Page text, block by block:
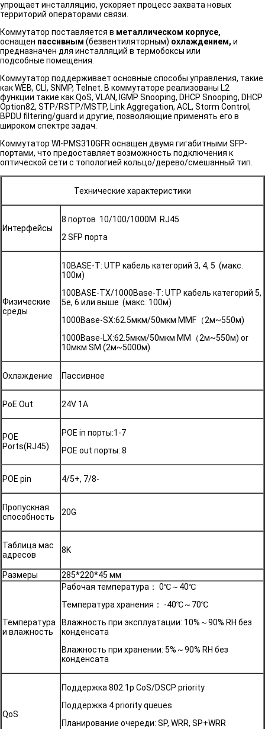
упрощает инсталляцию, ускоряет процесс захвата новых
территорий операторами связи.
Коммутатор поставляется в металлическом корпусе,
оснащен пассивным (безвентиляторным) охлаждением, и
предназначен для инсталляций в термобоксы или
подсобные помещения.
Коммутатор поддерживает основные способы управления, такие
как WEB, CLI, SNMP, Telnet. В коммутаторе реализованы L2
функции такие как QoS, VLAN, IGMP Snooping, DHCP Snooping, DHCP
Option82, STP/RSTP/MSTP, Link Aggregation, ACL, Storm Control,
BPDU filtering/guard и другие, позволяющие применять его в
широком спектре задач.
Коммутатор WI-PMS310GFR оснащен двумя гигабитными SFP-
портами, что предоставляет возможность подключения к
оптической сети с топологией кольцо/дерево/смешанный тип.
Технические характеристики
Интерфейсы
8 портов 10/100/1000M RJ45
2 SFP порта
Физические
среды
10BASE-T: UTP кабель категорий 3, 4, 5 (макс.
100м)
100BASE-TX/1000Base-T: UTP кабель категорий 5,
5e, 6 или выше (макс. 100м)
1000Base-SX:62.5мкм/50мкм MMF（2м~550м)
1000Base-LX:62.5мкм/50мкм MM（2м~550м) or
10мкм SM (2м~5000м)
Охлаждение Пассивное
PoE Out 24V 1A
POE
Ports(RJ45)
POE in порты:1-7
POE out порты: 8
POE pin 4/5+, 7/8-
Пропускная
способность
20G
Таблица мас
адресов
8K
Размеры 285*220*45 мм
Температура
и влажность
Рабочая температура： 0℃～40℃
Температура хранения： -40℃～70℃
Влажность при эксплуатации: 10%～90% RH без
конденсата
Влажность при хранении: 5%～90% RH без
конденсата
QoS
Поддержка 802.1p CoS/DSCP priority
Поддержка 4 priority queues
Планирование очереди: SP, WRR, SP+WRR